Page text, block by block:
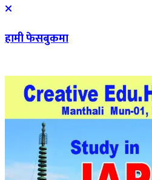
हामी फेसबुकमा